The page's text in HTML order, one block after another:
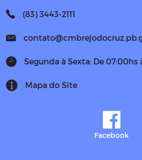
(83) 3443-2111
Segunda à Sexta: De 07:00hs
Mapa do Site
Facebook